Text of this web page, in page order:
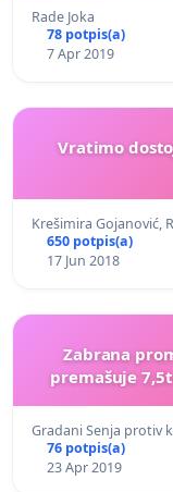
Rade Joka
78 potpis(a)
7 Apr 2019
Vratimo
Krešimira Gojanović,
650 potpis(a)
17 Jun 2018
Zabrana
premašuje 7,5t
Gradani Senja protiv
76 potpis(a)
23 Apr 2019